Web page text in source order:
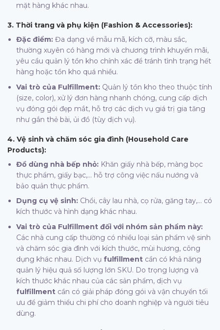
mặt hàng khác nhau.
3. Thời trang và phụ kiện (Fashion & Accessories):
Đặc điểm: Đa dạng về mẫu mã, kích cỡ, màu sắc,
thường xuyên có hàng mới và chương trình khuyến mãi,
yêu cầu quản lý tồn kho chính xác để tránh tình trạng hết
hàng hoặc tồn kho quá nhiều.
Vai trò của Fulfillment: Quản lý tồn kho theo thuộc tính
(size, color), xử lý đơn hàng nhanh chóng, cung cấp dịch
vụ đóng gói đẹp mắt, hỗ trợ các dịch vụ giá trị gia tăng
như gắn thẻ bài, ủi đồ (tùy dịch vụ).
4. Vệ sinh và chăm sóc gia đình (Household Care
Products):
Đồ dùng nhà bếp nhỏ: Khăn giấy nhà bếp, màng bọc
thực phẩm, giấy bạc,… hỗ trợ công việc nấu nướng và
bảo quản thực phẩm.
Dụng cụ vệ sinh: Chổi, cây lau nhà, cọ rửa, găng tay,… có
kích thước và hình dạng khác nhau.
Vai trò của Fulfillment đối với nhóm sản phẩm này:
Các nhà cung cấp thường có nhiều loại sản phẩm vệ sinh
và chăm sóc gia đình với kích thước, mùi hương, công
dụng khác nhau. Dịch vụ fulfillment cần có khả năng
quản lý hiệu quả số lượng lớn SKU. Do trọng lượng và
kích thước khác nhau của các sản phẩm, dịch vụ
fulfillment cần có giải pháp đóng gói và vận chuyển tối
ưu để giảm thiểu chi phí cho doanh nghiệp và người tiêu
dùng.